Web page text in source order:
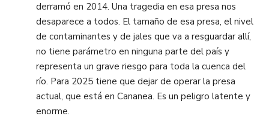
derramó en 2014. Una tragedia en esa presa nos
desaparece a todos. El tamaño de esa presa, el nivel
de contaminantes y de jales que va a resguardar allí,
no tiene parámetro en ninguna parte del país y
representa un grave riesgo para toda la cuenca del
río. Para 2025 tiene que dejar de operar la presa
actual, que está en Cananea. Es un peligro latente y
enorme.